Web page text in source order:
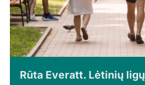
Rūta Everatt. Lėtinių ligų